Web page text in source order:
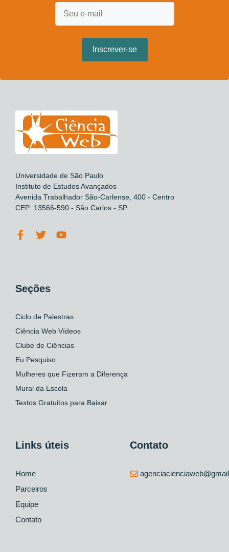
Universidade de São Paulo
Instituto de Estudos Avançados
Avenida Trabalhador São-Carlense, 400 - Centro
CEP: 13566-590 - São Carlos - SP
Seções
Ciclo de Palestras
Ciência Web Vídeos
Clube de Ciências
Eu Pesquiso
Mulheres que Fizeram a Diferença
Mural da Escola
Textos Gratuitos para Baixar
Links úteis
Home
Parceiros
Equipe
Contato
Contato